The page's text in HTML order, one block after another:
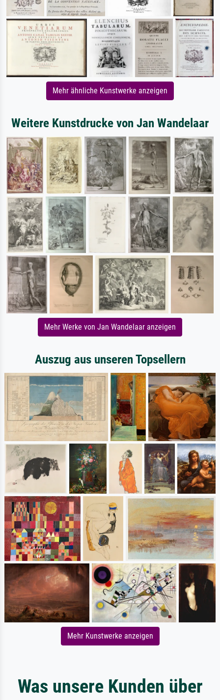
Mehr ähnliche Kunstwerke anzeigen
Weitere Kunstdrucke von Jan Wandelaar
Mehr Werke von Jan Wandelaar anzeigen
Auszug aus unseren Topsellern
Mehr Kunstwerke anzeigen
Was unsere Kunden über